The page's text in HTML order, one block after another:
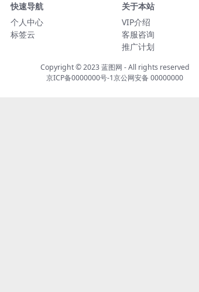
快速导航
个人中心
标签云
关于本站
VIP介绍
客服咨询
推广计划
Copyright © 2023蓝图网 - All rights reserved
京ICP备0000000号-1京公网安备 00000000